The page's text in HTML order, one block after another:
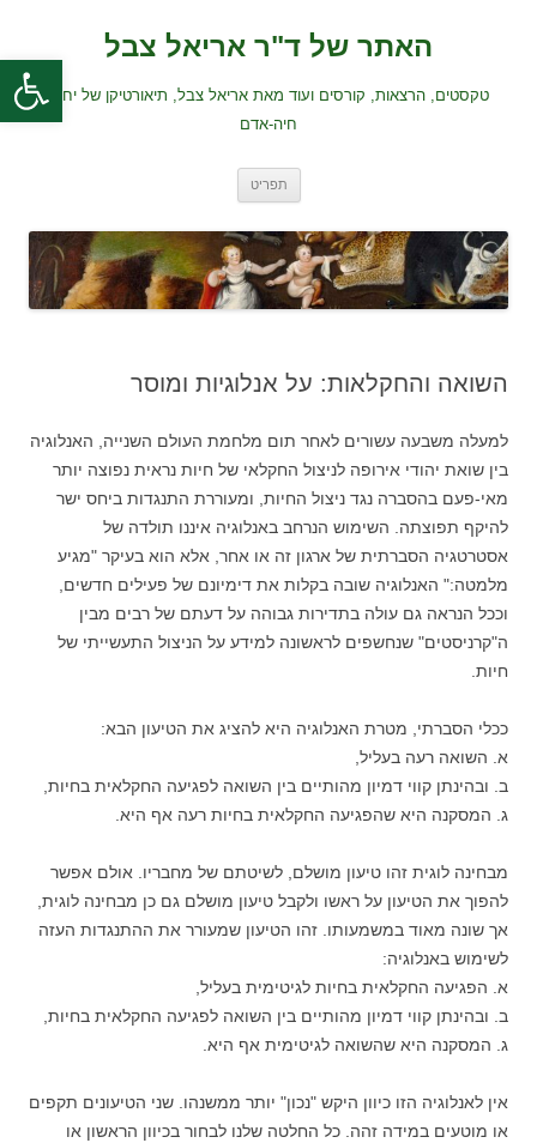
פתח
האתר של ד"ר אריאל צבל
טקסטים, הרצאות, קורסים ועוד מאת אריאל צבל, תיאורטיקן של יחסי
חיה-אדם
תפריט
השואה והחקלאות: על אנלוגיות ומוסר
למעלה משבעה עשורים לאחר תום מלחמת העולם השנייה, האנלוגיה
בין שואת יהודי אירופה לניצול החקלאי של חיות נראית נפוצה יותר
מאי-פעם בהסברה נגד ניצול החיות, ומעוררת התנגדות ביחס ישר
להיקף תפוצתה. השימוש הנרחב באנלוגיה איננו תולדה של
אסטרטגיה הסברתית של ארגון זה או אחר, אלא הוא בעיקר "מגיע
מלמטה:" האנלוגיה שובה בקלות את דימיונם של פעילים חדשים,
וככל הנראה גם עולה בתדירות גבוהה על דעתם של רבים מבין
ה"קרניסטים" שנחשפים לראשונה למידע על הניצול התעשייתי של
חיות.
ככלי הסברתי, מטרת האנלוגיה היא להציג את הטיעון הבא:
א. השואה רעה בעליל,
ב. ובהינתן קווי דמיון מהותיים בין השואה לפגיעה החקלאית בחיות,
ג. המסקנה היא שהפגיעה החקלאית בחיות רעה אף היא.
מבחינה לוגית זהו טיעון מושלם, לשיטתם של מחבריו. אולם אפשר
להפוך את הטיעון על ראשו ולקבל טיעון מושלם גם כן מבחינה לוגית,
אך שונה מאוד במשמעותו. זהו הטיעון שמעורר את ההתנגדות העזה
לשימוש באנלוגיה:
א. הפגיעה החקלאית בחיות לגיטימית בעליל,
ב. ובהינתן קווי דמיון מהותיים בין השואה לפגיעה החקלאית בחיות,
ג. המסקנה היא שהשואה לגיטימית אף היא.
אין לאנלוגיה הזו כיוון היקש "נכון" יותר ממשנהו. שני הטיעונים תקפים
או מוטעים במידה זהה. כל החלטה שלנו לבחור בכיוון הראשון או